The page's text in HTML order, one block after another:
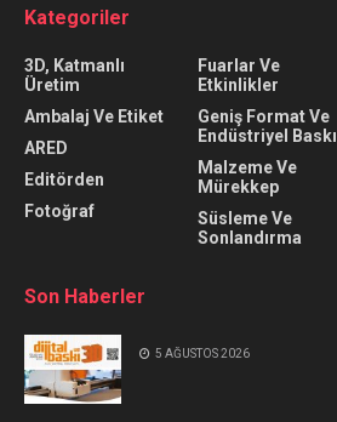
Kategoriler
3D, Katmanlı
Üretim
Ambalaj Ve Etiket
ARED
Editörden
Fotoğraf
Fuarlar Ve
Etkinlikler
Geniş Format Ve
Endüstriyel Baskı
Malzeme Ve
Mürekkep
Süsleme Ve
Sonlandırma
Son Haberler
5 AĞUSTOS 2026